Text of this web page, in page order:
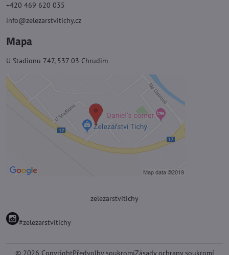
+420 469 620 035
info@zelezarstvitichy.cz
Mapa
U Stadionu 747, 537 03 Chrudim
zelezarstvitichy
#zelezarstvitichy
© 2026 CopyrightPředvolby soukromíZásady ochrany soukromí